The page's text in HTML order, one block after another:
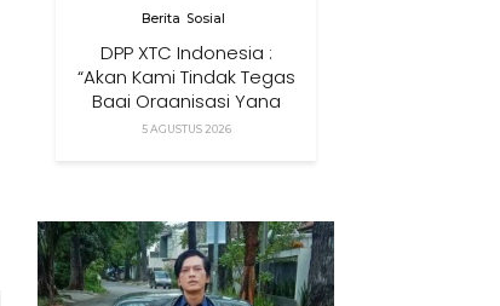
Berita Sosial
DPP XTC Indonesia :
“Akan Kami Tindak Tegas
Bagi Organisasi Yang
Menggunakan Nama,
5 AGUSTUS 2026